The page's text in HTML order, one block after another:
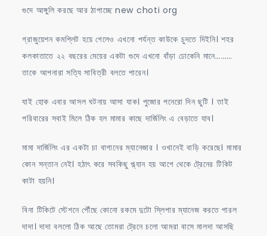
গুদে আঙ্গুলি করছে আর ঠাপাচ্ছে new choti org
গ্রাজুয়েশন কমপ্লিট হয়ে গেলেও এখনো পর্যন্ত কাউকে চুদতে দিইনি। শহর
কলকাতাতে ২২ বছরের মেয়ের একটা গুদে এখনো বাঁড়া ঢোকেনি মানে………
তাকে আপনারা সত্যি সাবিত্রী বলতে পারেন।
যাই হোক এবার আসল ঘটনায় আসা যাক। পুজোর পনেরো দিন ছুটি । তাই
পরিবারের সবাই মিলে ঠিক হল মামার কাছে দার্জিলিং এ বেড়াতে যাব।
মামা দার্জিলিং এর একটা চা বাগানের ম্যানেজার । ওখানেই বাড়ি করেছে। মামার
কোন সন্তান নেই। হঠাৎ করে সবকিছু প্ল্যান হয় আগে থেকে ট্রেনের টিকিট
কাটা হয়নি।
বিনা টিকিটে স্টেশনে পৌঁছে কোনো রকমে দুটো স্লিপার ম্যানেজ করতে পারল
দাদা। দাদা বললো ঠিক আছে তোমরা ট্রেনে চলো আমরা বাসে মালদা আসছি